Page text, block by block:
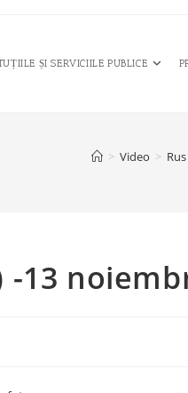
ȘI SERVICIILE PUBLICE
> Video >
-13